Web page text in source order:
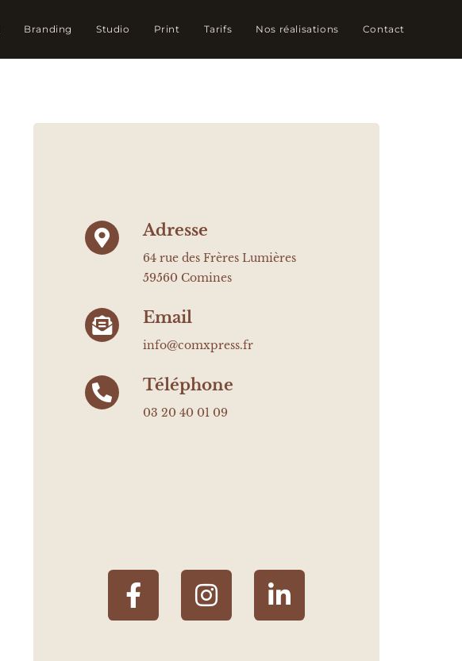
Branding Studio Print Tarifs Nos réalisations Contact
Adresse
64 rue des Frères Lumières
59560 Comines
Email
info@comxpress.fr
Téléphone
03 20 40 01 09